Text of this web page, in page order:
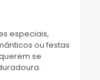
especiais,
ou festas
se